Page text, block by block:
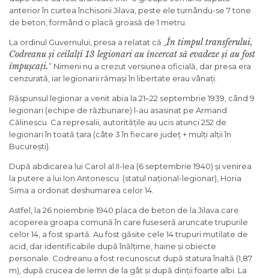
anterior în curtea închisorii Jilava, peste ele turnându-se 7 tone
de beton, formând o placă groasă de 1 metru.
La ordinul Guvernului, presa a relatat că „În timpul transferului,
Codreanu și ceilalți 13 legionari au încercat să evadeze și au fost
împușcați.” Nimeni nu a crezut versiunea oficială, dar presa era
cenzurată, iar legionarii rămași în libertate erau vânați.
Răspunsul legionar a venit abia la 21–22 septembrie 1939, când 9
legionari (echipe de răzbunare) l-au asasinat pe Armand
Călinescu. Ca represalii, autoritățile au ucis atunci 252 de
legionari în toată țara (câte 3 în fiecare județ + mulți alții în
București).
După abdicarea lui Carol al II-lea (6 septembrie 1940) și venirea
la putere a lui Ion Antonescu (statul național-legionar), Horia
Sima a ordonat deshumarea celor 14.
Astfel, la 26 noiembrie 1940 placa de beton de la Jilava care
acoperea groapa comună în care fuseseră aruncate trupurile
celor 14, a fost spartă. Au fost găsite cele 14 trupuri mutilate de
acid, dar identificabile după înălțime, haine și obiecte
personale. Codreanu a fost recunoscut după statura înaltă (1,87
m), după crucea de lemn de la gât și după dinții foarte albi. La